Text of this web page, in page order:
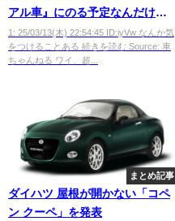
アル車』にのる予定なんだけど
ｗｗｗｗｗ
1: 25/03/13(木) 22:54:45 ID:iyVw なんか気
をつけることある 続きを読む Source: 車
ちゃんねる ワイ、超...
まとめ記事
ダイハツ 屋根が開かない「コペ
ン クーペ」を発表